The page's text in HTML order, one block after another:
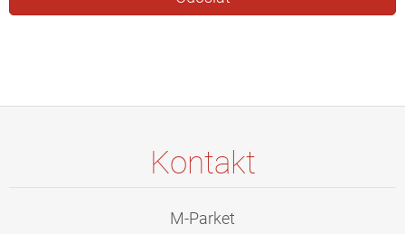
Kontakt
M-Parket